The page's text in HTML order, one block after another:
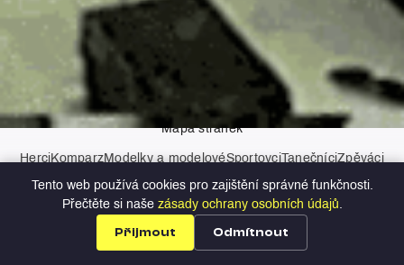
Zásady ochrany osobních údajů
Mapa stránek
HerciKomparzModelky a modelovéSportovciTanečníciZpěváci
Copyright © 2026 Profilio
Tento web používá cookies pro zajištění správné funkčnosti.
Přečtěte si naše zásady ochrany osobních údajů.
Přijmout Odmítnout